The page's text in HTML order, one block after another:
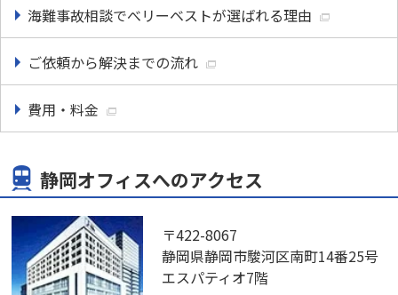
海難事故相談でべリーベストが選ばれる理由
ご依頼から解決までの流れ
費用・料金
静岡オフィスへのアクセス
〒422-8067
静岡県静岡市駿河区南町14番25号
エスパティオ7階